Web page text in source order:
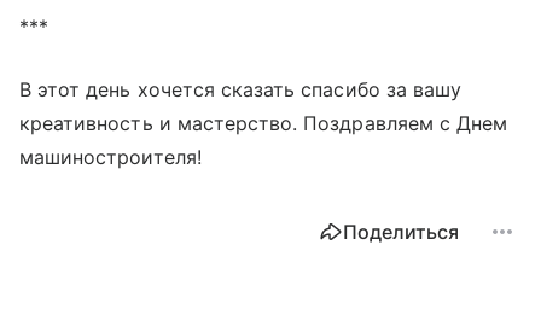
***
В этот день хочется сказать спасибо за вашу
креативность и мастерство. Поздравляем с Днем
машиностроителя!
Поделиться